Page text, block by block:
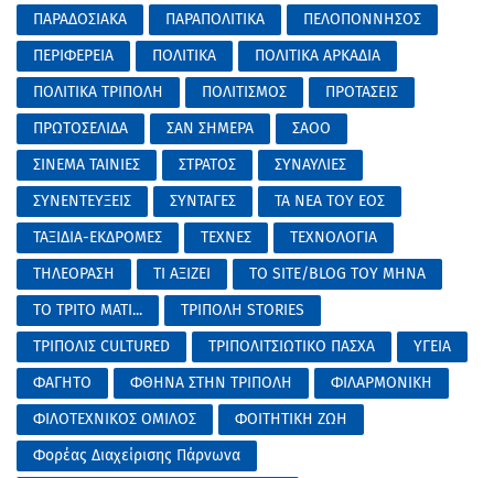
ΠΑΡΑΔΟΣΙΑΚΑ
ΠΑΡΑΠΟΛΙΤΙΚΑ
ΠΕΛΟΠΟΝΝΗΣΟΣ
ΠΕΡΙΦΕΡΕΙΑ
ΠΟΛΙΤΙΚΑ
ΠΟΛΙΤΙΚΑ ΑΡΚΑΔΙΑ
ΠΟΛΙΤΙΚΑ ΤΡΙΠΟΛΗ
ΠΟΛΙΤΙΣΜΟΣ
ΠΡΟΤΑΣΕΙΣ
ΠΡΩΤΟΣΕΛΙΔΑ
ΣΑΝ ΣΗΜΕΡΑ
ΣΑΟΟ
ΣΙΝΕΜΑ ΤΑΙΝΙΕΣ
ΣΤΡΑΤΟΣ
ΣΥΝΑΥΛΙΕΣ
ΣΥΝΕΝΤΕΥΞΕΙΣ
ΣΥΝΤΑΓΕΣ
ΤΑ ΝΕΑ ΤΟΥ ΕΟΣ
ΤΑΞΙΔΙΑ-ΕΚΔΡΟΜΕΣ
ΤΕΧΝΕΣ
ΤΕΧΝΟΛΟΓΙΑ
ΤΗΛΕΟΡΑΣΗ
ΤΙ ΑΞΙΖΕΙ
ΤΟ SITE/BLOG ΤΟΥ ΜΗΝΑ
ΤΟ ΤΡΙΤΟ ΜΑΤΙ...
ΤΡΙΠΟΛΗ STORIES
ΤΡΙΠΟΛΙΣ CULTURED
ΤΡΙΠΟΛΙΤΣΙΩΤΙΚΟ ΠΑΣΧΑ
ΥΓΕΙΑ
ΦΑΓΗΤΟ
ΦΘΗΝΑ ΣΤΗΝ ΤΡΙΠΟΛΗ
ΦΙΛΑΡΜΟΝΙΚΗ
ΦΙΛΟΤΕΧΝΙΚΟΣ ΟΜΙΛΟΣ
ΦΟΙΤΗΤΙΚΗ ΖΩΗ
Φορέας Διαχείρισης Πάρνωνα